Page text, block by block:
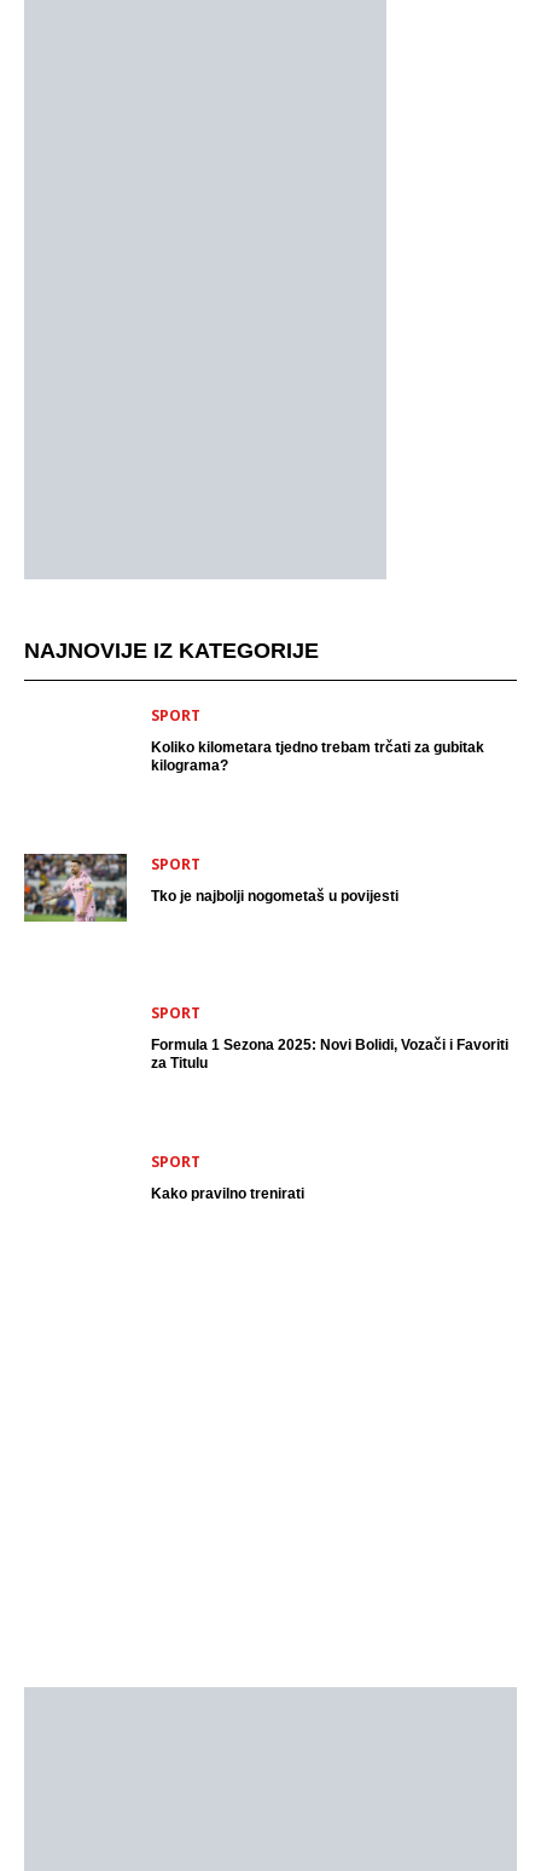
NAJNOVIJE IZ KATEGORIJE
SPORT
Koliko kilometara tjedno trebam trčati za gubitak
kilograma?
SPORT
Tko je najbolji nogometaš u povijesti
SPORT
Formula 1 Sezona 2025: Novi Bolidi, Vozači i Favoriti
za Titulu
SPORT
Kako pravilno trenirati